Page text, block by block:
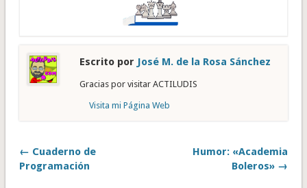
Escrito por José M. de la Rosa Sánchez
Gracias por visitar ACTILUDIS
Visita mi Página Web
← Cuaderno de
Programación
Humor: «Academia
Boleros» →